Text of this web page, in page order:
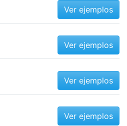
Ver ejemplos
Ver ejemplos
Ver ejemplos
Ver ejemplos